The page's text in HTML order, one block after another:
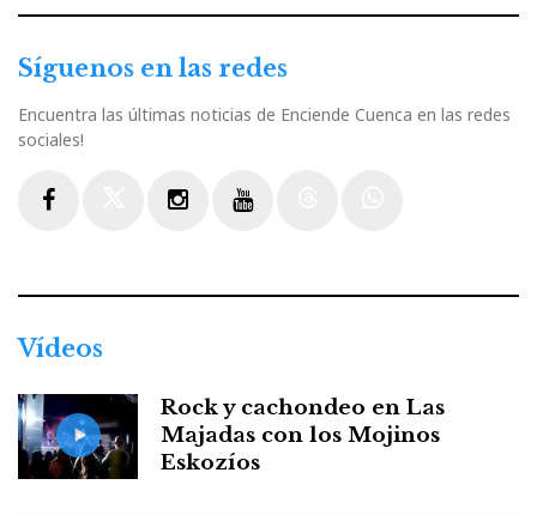
Síguenos en las redes
Encuentra las últimas noticias de Enciende Cuenca en las redes
sociales!
Vídeos
Rock y cachondeo en Las
Majadas con los Mojinos
Eskozíos